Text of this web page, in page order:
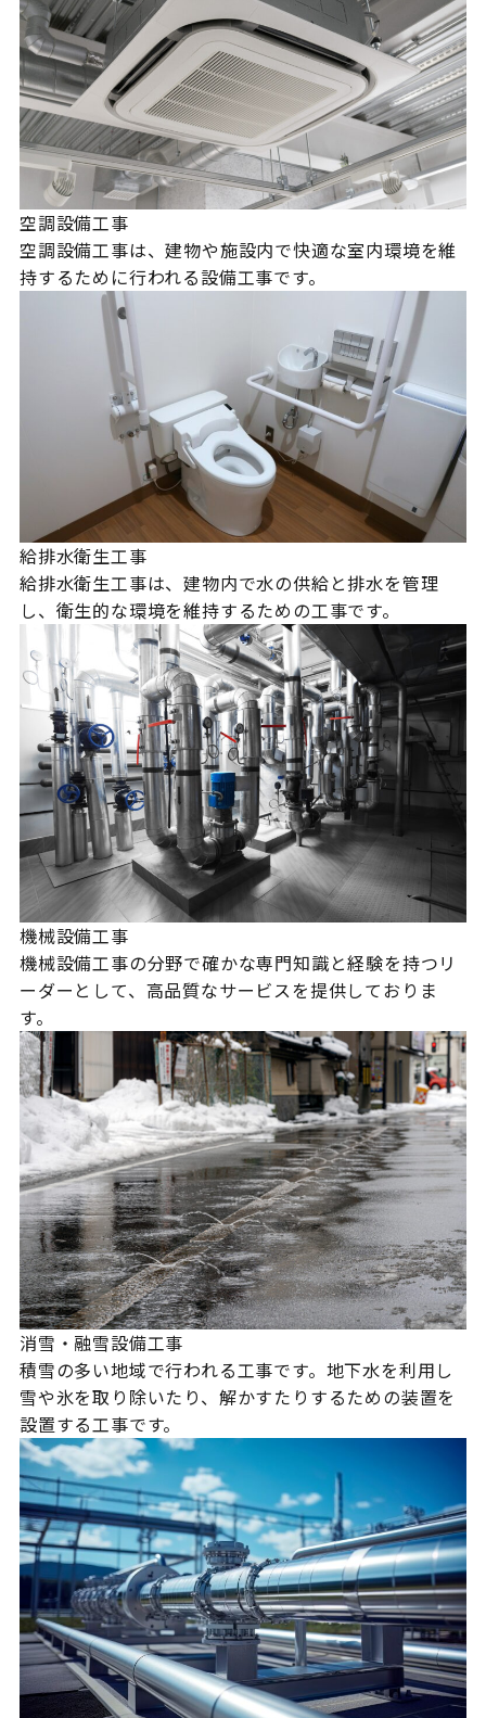
空調設備工事
空調設備工事は、建物や施設内で快適な室内環境を維
持するために行われる設備工事です。
給排水衛生工事
給排水衛生工事は、建物内で水の供給と排水を管理
し、衛生的な環境を維持するための工事です。
機械設備工事
機械設備工事の分野で確かな専門知識と経験を持つリ
ーダーとして、高品質なサービスを提供しておりま
す。
消雪・融雪設備工事
積雪の多い地域で行われる工事です。地下水を利用し
雪や氷を取り除いたり、解かすたりするための装置を
設置する工事です。